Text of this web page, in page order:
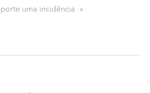
uma incidência